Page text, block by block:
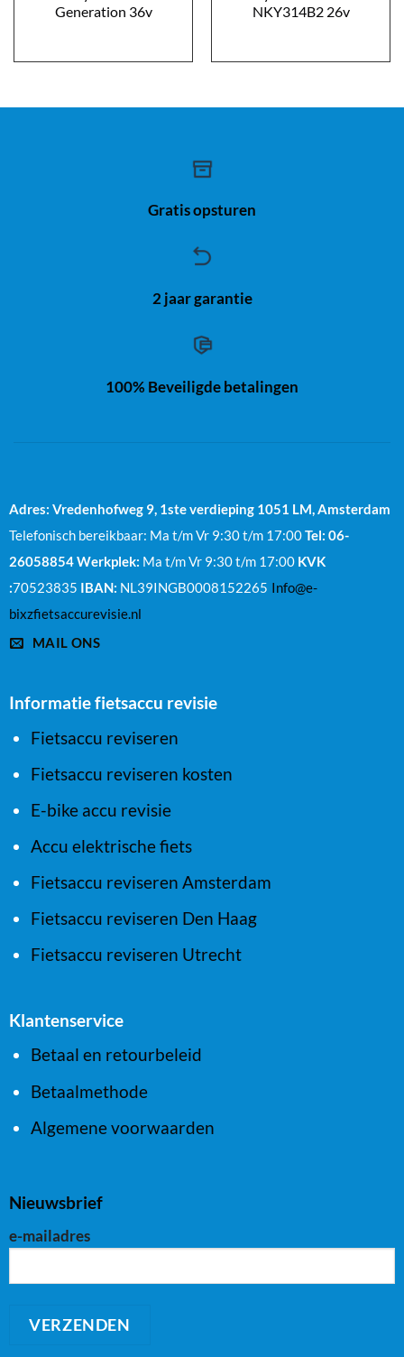
Generation 36v
NKY314B2 26v
Gratis opsturen
2 jaar garantie
100% Beveiligde betalingen
Adres: Vredenhofweg 9, 1ste verdieping 1051 LM, Amsterdam
Telefonisch bereikbaar: Ma t/m Vr 9:30 t/m 17:00Tel: 06-
26058854Werkplek: Ma t/m Vr 9:30 t/m 17:00 KVK
:70523835 IBAN: NL39INGB0008152265 Info@e-
bixzfietsaccurevisie.nl
MAIL ONS
Informatie fietsaccu revisie
Fietsaccu reviseren
Fietsaccu reviseren kosten
E-bike accu revisie
Accu elektrische fiets
Fietsaccu reviseren Amsterdam
Fietsaccu reviseren Den Haag
Fietsaccu reviseren Utrecht
Klantenservice
Betaal en retourbeleid
Betaalmethode
Algemene voorwaarden
Nieuwsbrief
e-mailadres